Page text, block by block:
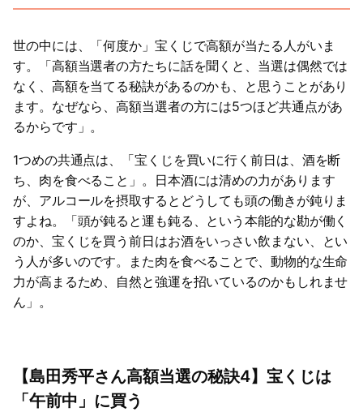
世の中には、「何度か」宝くじで高額が当たる人がいま
す。「高額当選者の方たちに話を聞くと、当選は偶然では
なく、高額を当てる秘訣があるのかも、と思うことがあり
ます。なぜなら、高額当選者の方には5つほど共通点があ
るからです」。
1つめの共通点は、「宝くじを買いに行く前日は、酒を断
ち、肉を食べること」。日本酒には清めの力があります
が、アルコールを摂取するとどうしても頭の働きが鈍りま
すよね。「頭が鈍ると運も鈍る、という本能的な勘が働く
のか、宝くじを買う前日はお酒をいっさい飲まない、とい
う人が多いのです。また肉を食べることで、動物的な生命
力が高まるため、自然と強運を招いているのかもしれませ
ん」。
【島田秀平さん高額当選の秘訣4】宝くじは
「午前中」に買う